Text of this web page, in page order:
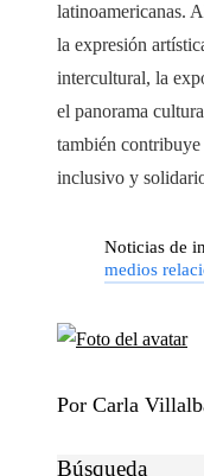
latinoamericanas.
la expresión
intercultural, la
el panorama
también
inclusivo y
Noticias de
medios
Por Carla
Búsqueda